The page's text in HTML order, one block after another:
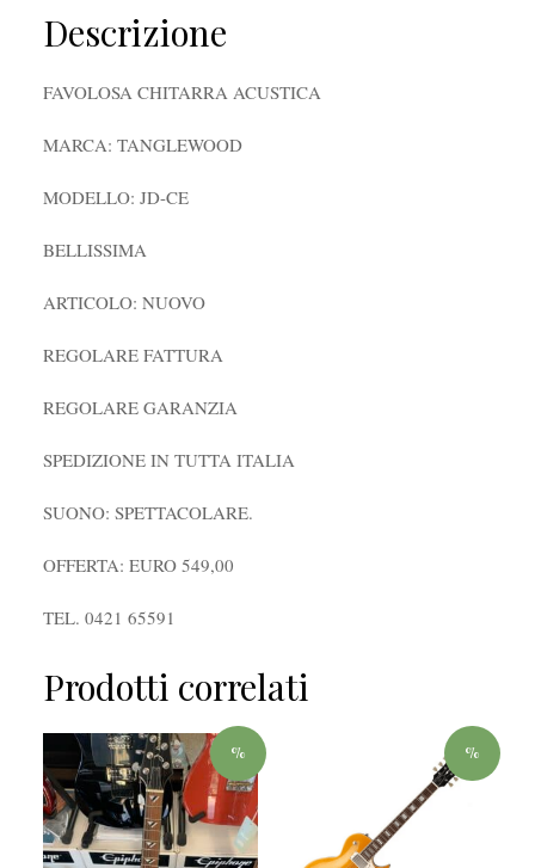
Descrizione
FAVOLOSA CHITARRA ACUSTICA
MARCA: TANGLEWOOD
MODELLO: JD-CE
BELLISSIMA
ARTICOLO: NUOVO
REGOLARE FATTURA
REGOLARE GARANZIA
SPEDIZIONE IN TUTTA ITALIA
SUONO: SPETTACOLARE.
OFFERTA: EURO 549,00
TEL. 0421 65591
Prodotti correlati
% %